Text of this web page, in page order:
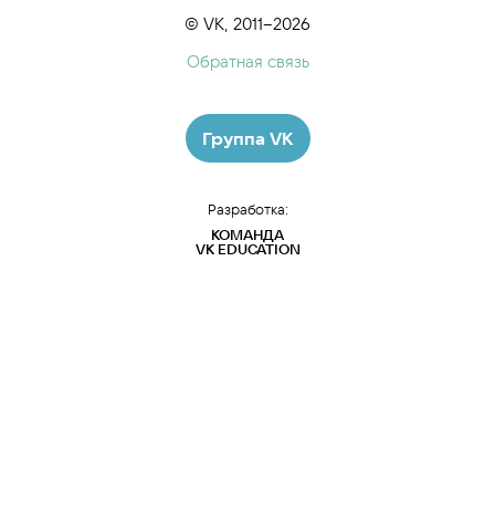
© VK, 2011–2026
Обратная связь
Группа VK
Разработка:
КОМАНДА
VK EDUCATION